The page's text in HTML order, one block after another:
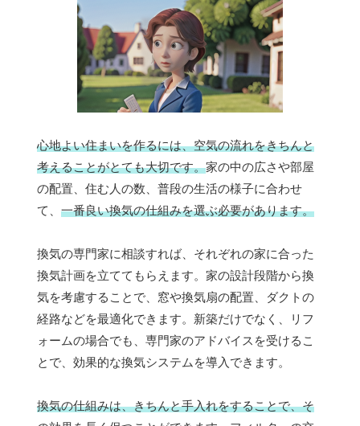
心地よい住まいを作るには、空気の流れをきちんと
考えることがとても大切です。家の中の広さや部屋
の配置、住む人の数、普段の生活の様子に合わせ
て、 一番良い換気の仕組みを選ぶ必要があります。
換気の専門家に相談すれば、それぞれの家に合った
換気計画を立ててもらえます。家の設計段階から換
気を考慮することで、窓や換気扇の配置、ダクトの
経路などを最適化できます。新築だけでなく、リフ
ォームの場合でも、専門家のアドバイスを受けるこ
とで、効果的な換気システムを導入できます。
換気の仕組みは、きちんと手入れをすることで、そ